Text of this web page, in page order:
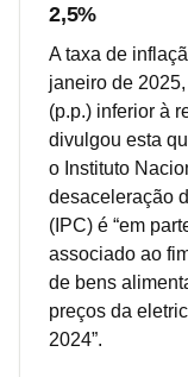
2,5%
A taxa de
janeiro de
(p.p.) inferior à
divulgou esta
o Instituto
desaceleração
(IPC) é “em
associado ao
de bens
preços da
2024”.